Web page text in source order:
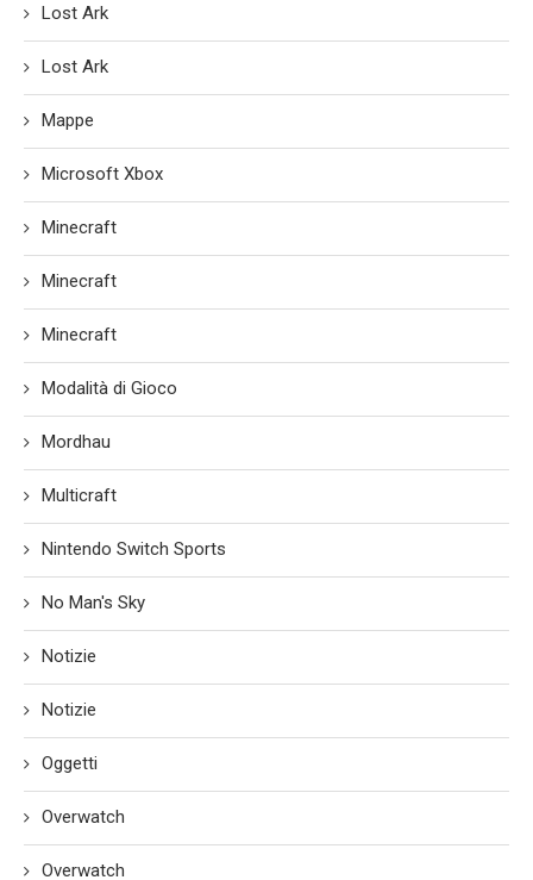
Lost Ark
Lost Ark
Mappe
Microsoft Xbox
Minecraft
Minecraft
Minecraft
Modalità di Gioco
Mordhau
Multicraft
Nintendo Switch Sports
No Man's Sky
Notizie
Notizie
Oggetti
Overwatch
Overwatch